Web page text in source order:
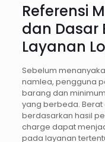
Referensi
dan Dasar
Layanan
Sebelum
namlea, pengguna
barang dan
yang berbeda. Berat
berdasarkan hasil
charge dapat
pada layanan